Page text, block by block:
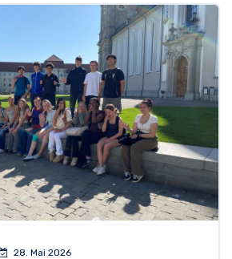
28. Mai 2026